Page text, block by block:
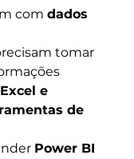
com dados
tomar
Excel e
de
Power BI